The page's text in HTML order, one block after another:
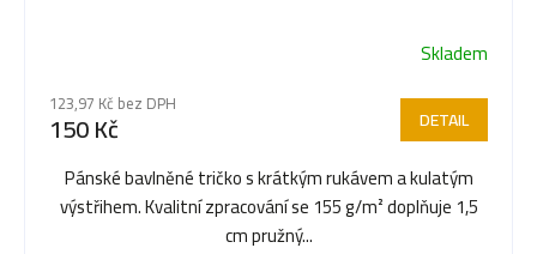
Skladem
123,97 Kč bez DPH
150 Kč DETAIL
Pánské bavlněné tričko s krátkým rukávem a kulatým
výstřihem. Kvalitní zpracování se 155 g/m² doplňuje 1,5
cm pružný...